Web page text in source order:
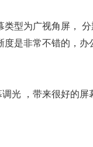
类型为广视角屏，
度是非常不错的，
光 ，带来很好的屏